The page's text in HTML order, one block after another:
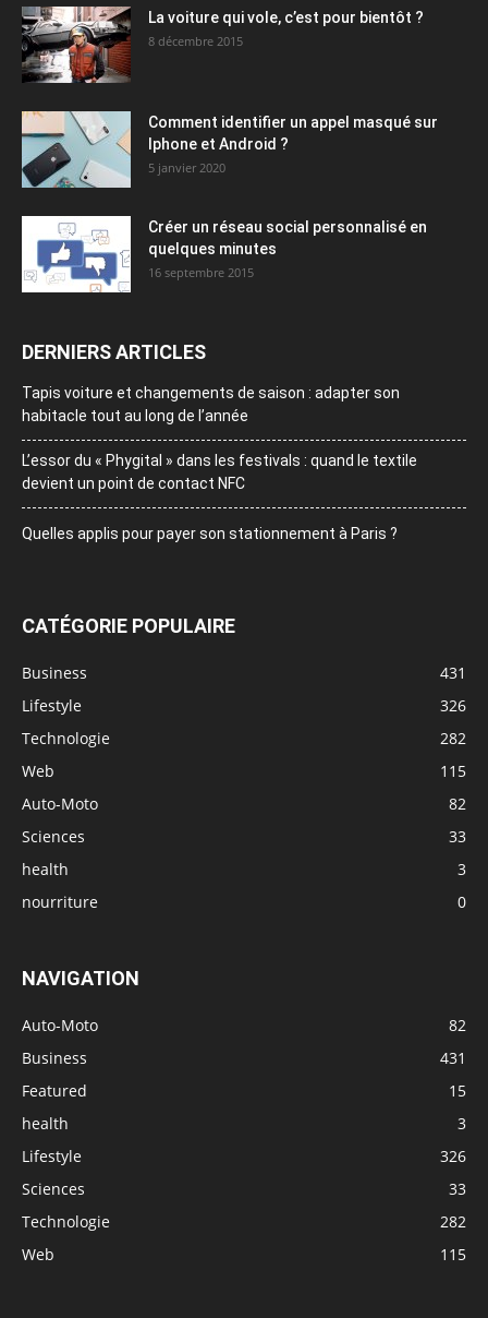
La voiture qui vole, c’est pour bientôt ?
8 décembre 2015
Comment identifier un appel masqué sur
Iphone et Android ?
5 janvier 2020
Créer un réseau social personnalisé en
quelques minutes
16 septembre 2015
DERNIERS ARTICLES
Tapis voiture et changements de saison : adapter son
habitacle tout au long de l’année
L’essor du « Phygital » dans les festivals : quand le textile
devient un point de contact NFC
Quelles applis pour payer son stationnement à Paris ?
CATÉGORIE POPULAIRE
Business
431
Lifestyle
326
Technologie
282
Web
115
Auto-Moto
82
Sciences
33
health
3
nourriture
0
NAVIGATION
Auto-Moto
82
Business
431
Featured
15
health
3
Lifestyle
326
Sciences
33
Technologie
282
Web
115